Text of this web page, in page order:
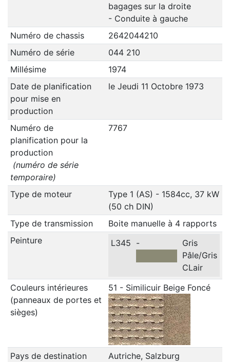
bagages sur la droite
- Conduite à gauche
Numéro de chassis
2642044210
Numéro de série
044 210
Millésime
1974
Date de planification
pour mise en
production
le Jeudi 11 Octobre 1973
Numéro de
planification pour la
production
(numéro de série
temporaire)
7767
Type de moteur
Type 1 (AS) - 1584cc, 37 kW
(50 ch DIN)
Type de transmission
Boite manuelle à 4 rapports
Peinture
L345 -
Gris
Pâle/Gris
CLair
Couleurs intérieures
(panneaux de portes et
sièges)
51 - Similicuir Beige Foncé
Pays de destination
Autriche, Salzburg